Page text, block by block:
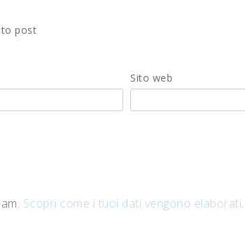
post
Sito web
Scopri come i tuoi dati vengono elaborati.